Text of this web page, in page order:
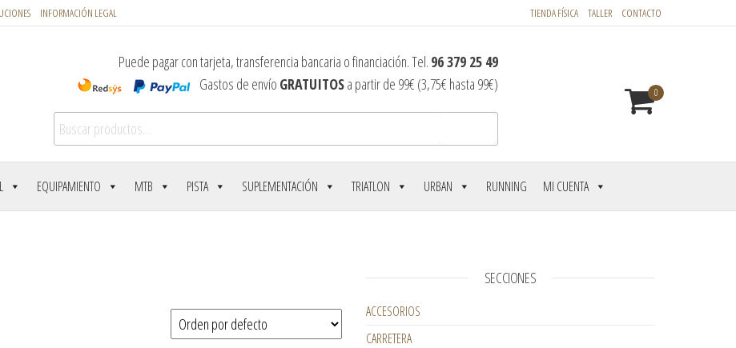
INFORMACIÓN LEGAL TIENDA FÍSICA TALLER CONTACTO
0
Puede pagar con tarjeta, transferencia bancaria o financiación. Tel. 96 379 25 49
Gastos de envío GRATUITOSa partir de 99€ (3,75€ hasta 99€)
EQUIPAMIENTO MTB PISTA SUPLEMENTACIÓN TRIATLON URBAN RUNNING MI CUENTA
SECCIONES
ACCESORIOS
CARRETERA